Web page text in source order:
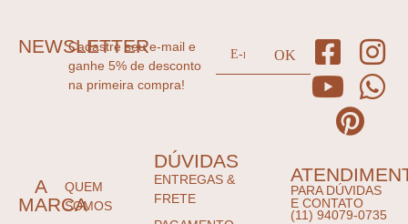
NEWSLETTER
Cadastre seu e-mail e
ganhe 5% de desconto
na primeira compra!
A
MARCA
QUEM
SOMOS
DÚVIDAS
ENTREGAS &
FRETE
PARA DÚVIDAS
E CONTATO
(11) 94079-0735